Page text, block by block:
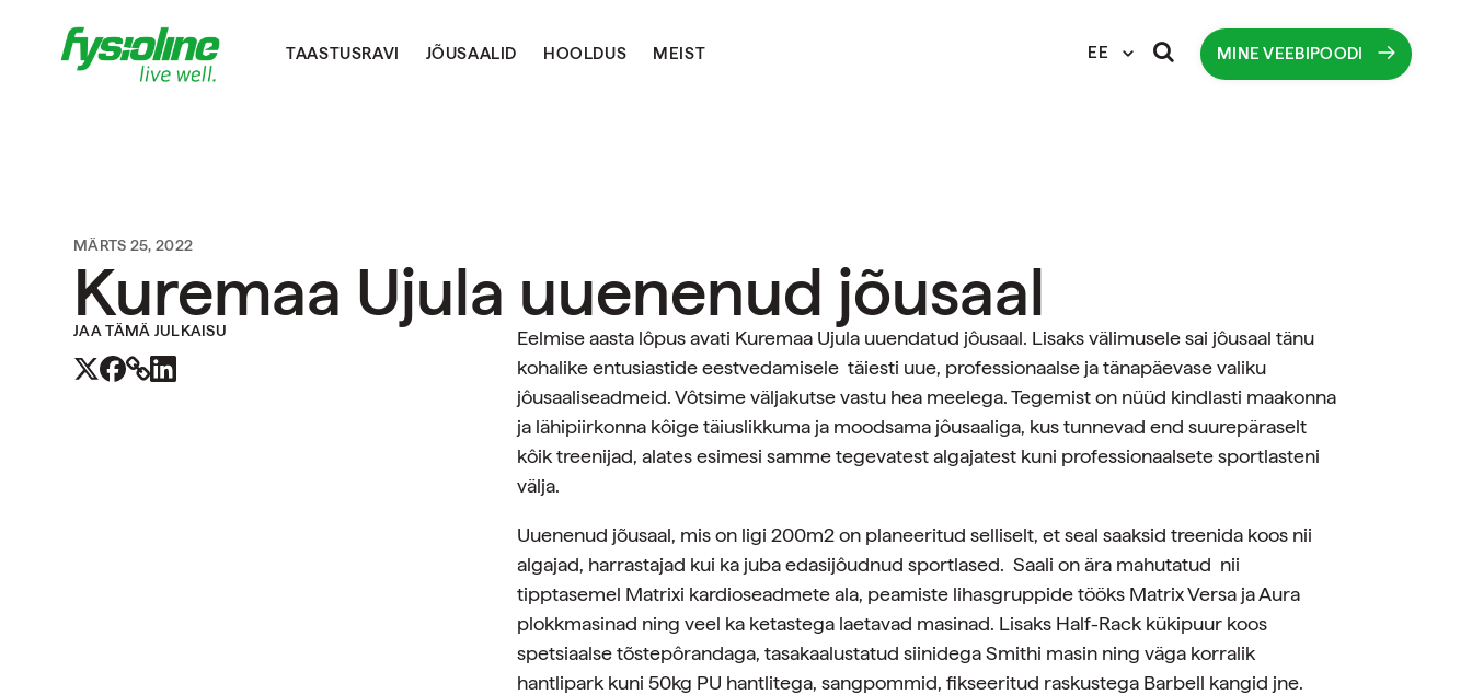
TAASTUSRAVI JÕUSAALID HOOLDUS MEIST EE MINE VEEBIPOODI
MÄRTS 25, 2022
Kuremaa Ujula uuenenud jõusaal
JAA TÄMÄ JULKAISU
Eelmise aasta lôpus avati Kuremaa Ujula uuendatud jôusaal. Lisaks välimusele sai jôusaal tänu
kohalike entusiastide eestvedamisele täiesti uue, professionaalse ja tänapäevase valiku
jôusaaliseadmeid. Vôtsime väljakutse vastu hea meelega. Tegemist on nüüd kindlasti maakonna
ja lähipiirkonna kôige täiuslikkuma ja moodsama jôusaaliga, kus tunnevad end suurepäraselt
kôik treenijad, alates esimesi samme tegevatest algajatest kuni professionaalsete sportlasteni
välja.
Uuenenud jõusaal, mis on ligi 200m2 on planeeritud selliselt, et seal saaksid treenida koos nii
algajad, harrastajad kui ka juba edasijôudnud sportlased. Saali on ära mahutatud nii
tipptasemel Matrixi kardioseadmete ala, peamiste lihasgruppide tööks Matrix Versa ja Aura
plokkmasinad ning veel ka ketastega laetavad masinad. Lisaks Half-Rack kükipuur koos
spetsiaalse tõstepôrandaga, tasakaalustatud siinidega Smithi masin ning väga korralik
hantlipark kuni 50kg PU hantlitega, sangpommid, fikseeritud raskustega Barbell kangid jne.